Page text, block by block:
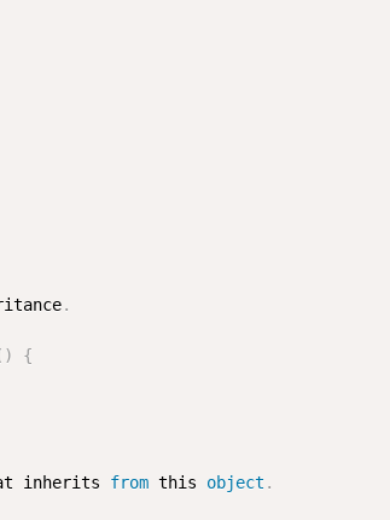
.
) {
inherits from this object .